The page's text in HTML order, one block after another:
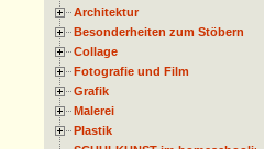
Architektur
Besonderheiten zum Stöbern
Collage
Fotografie und Film
Grafik
Malerei
Plastik